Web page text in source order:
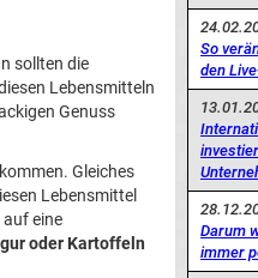
sollten die
Lebensmitteln
Genuss
Gleiches
Lebensmittel
eine
oder Kartoffeln
So
den
Darum
immer